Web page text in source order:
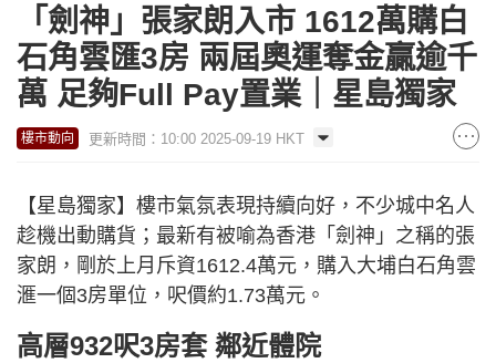
「劍神」張家朗入市 1612萬購白
石角雲匯3房 兩屆奧運奪金贏逾千
萬 足夠Full Pay置業｜星島獨家
樓市動向 更新時間：10:00 2025-09-19 HKT
【星島獨家】樓市氣氛表現持續向好，不少城中名人
趁機出動購貨；最新有被喻為香港「劍神」之稱的張
家朗，剛於上月斥資1612.4萬元，購入大埔白石角雲
滙一個3房單位，呎價約1.73萬元。
高層932呎3房套 鄰近體院